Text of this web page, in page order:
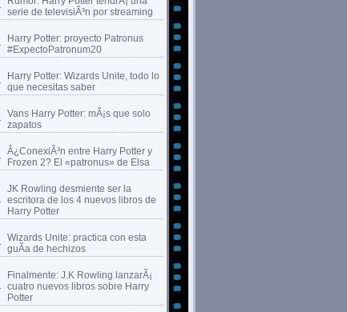
serie de televisiÃ³n por streaming
Harry Potter: proyecto Patronus
#ExpectoPatronum20
Harry Potter: Wizards Unite, todo lo
que necesitas saber
Vans Harry Potter: mÃ¡s que solo
zapatos
Â¿ConexiÃ³n entre Harry Potter y
Frozen 2? El «patronus» de Elsa
JK Rowling desmiente ser la
escritora de los 4 nuevos libros de
Harry Potter
Wizards Unite: practica con esta
guÃ­a de hechizos
Finalmente: J.K Rowling lanzarÃ¡
cuatro nuevos libros sobre Harry
Potter